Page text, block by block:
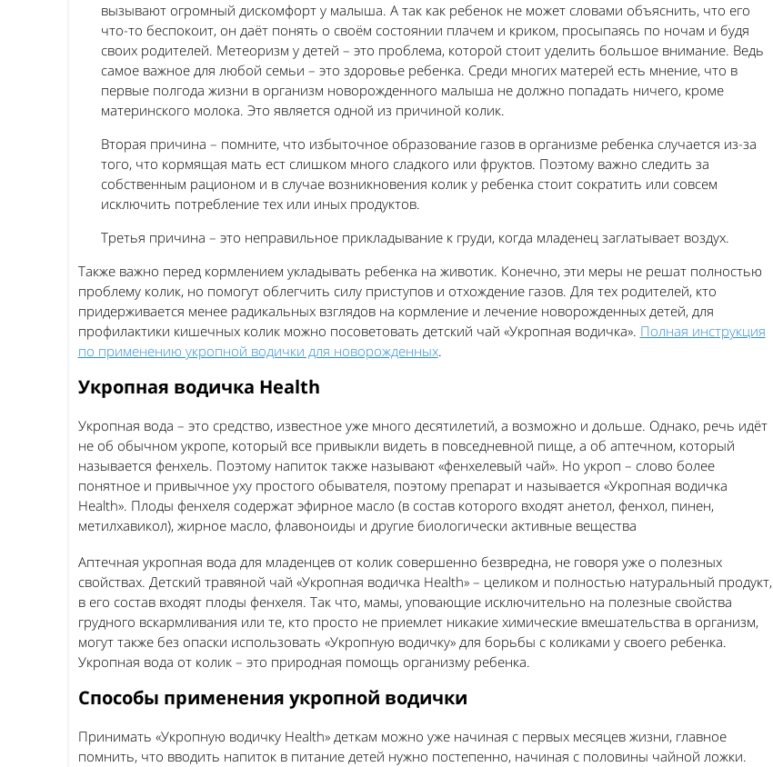
вызывают огромный дискомфорт у малыша. А так как ребенок не может словами объяснить, что его
что-то беспокоит, он даёт понять о своём состоянии плачем и криком, просыпаясь по ночам и будя
своих родителей. Метеоризм у детей – это проблема, которой стоит уделить большое внимание. Ведь
самое важное для любой семьи – это здоровье ребенка. Среди многих матерей есть мнение, что в
первые полгода жизни в организм новорожденного малыша не должно попадать ничего, кроме
материнского молока. Это является одной из причиной колик.
Вторая причина – помните, что избыточное образование газов в организме ребенка случается из-за
того, что кормящая мать ест слишком много сладкого или фруктов. Поэтому важно следить за
собственным рационом и в случае возникновения колик у ребенка стоит сократить или совсем
исключить потребление тех или иных продуктов.
Третья причина – это неправильное прикладывание к груди, когда младенец заглатывает воздух.
Также важно перед кормлением укладывать ребенка на животик. Конечно, эти меры не решат полностью
проблему колик, но помогут облегчить силу приступов и отхождение газов. Для тех родителей, кто
придерживается менее радикальных взглядов на кормление и лечение новорожденных детей, для
профилактики кишечных колик можно посоветовать детский чай «Укропная водичка». Полная инструкция
по применению укропной водички для новорожденных.
Укропная водичка Health
Укропная вода – это средство, известное уже много десятилетий, а возможно и дольше. Однако, речь идёт
не об обычном укропе, который все привыкли видеть в повседневной пище, а об аптечном, который
называется фенхель. Поэтому напиток также называют «фенхелевый чай». Но укроп – слово более
понятное и привычное уху простого обывателя, поэтому препарат и называется «Укропная водичка
Health». Плоды фенхеля содержат эфирное масло (в состав которого входят анетол, фенхол, пинен,
метилхавикол), жирное масло, флавоноиды и другие биологически активные вещества
Аптечная укропная вода для младенцев от колик совершенно безвредна, не говоря уже о полезных
свойствах. Детский травяной чай «Укропная водичка Health» – целиком и полностью натуральный продукт,
в его состав входят плоды фенхеля. Так что, мамы, уповающие исключительно на полезные свойства
грудного вскармливания или те, кто просто не приемлет никакие химические вмешательства в организм,
могут также без опаски использовать «Укропную водичку» для борьбы с коликами у своего ребенка.
Укропная вода от колик – это природная помощь организму ребенка.
Способы применения укропной водички
Принимать «Укропную водичку Health» деткам можно уже начиная с первых месяцев жизни, главное
помнить, что вводить напиток в питание детей нужно постепенно, начиная с половины чайной ложки.